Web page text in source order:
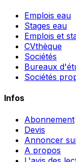
Emplois eau
Stages eau
Emplois et
CVthèque
Sociétés
Bureaux
Sociétés
Infos
Abonnement
Devis
Annoncer
A propos